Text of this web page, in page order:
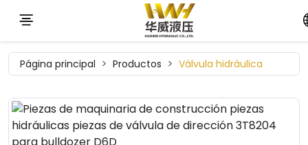
Página principal Productos Válvula hidráulica